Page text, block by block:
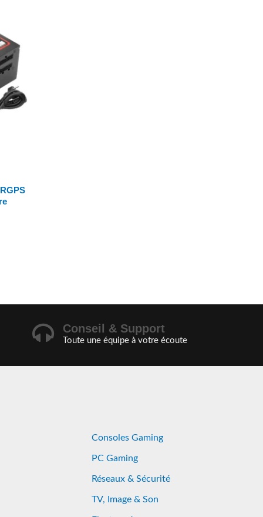
Conseil & Support
Toute une équipe à votre écoute
Consoles Gaming
PC Gaming
Réseaux & Sécurité
TV, Image & Son